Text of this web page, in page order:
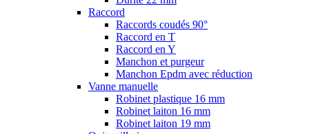
Raccord
Raccords coudés 90°
Raccord en T
Raccord en Y
Manchon et purgeur
Manchon Epdm avec réduction
Vanne manuelle
Robinet plastique 16 mm
Robinet laiton 16 mm
Robinet laiton 19 mm